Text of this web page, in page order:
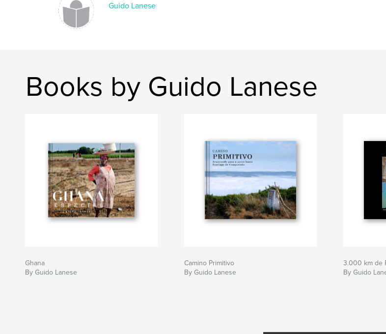
Guido Lanese
Books by Guido Lanese
Ghana
By Guido Lanese
Camino Primitivo
By Guido Lanese
3.000 km de
By Guido